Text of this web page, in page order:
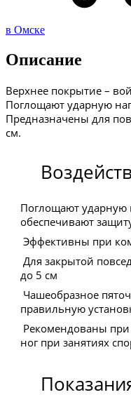
в Омске
Описание
Верхнее покрытие –
Поглощают ударную
Предназначены для
см.
Поглощают ударную
обеспечивают
Эффективны при
Для закрытой
до 5 см
Чашеобразное
правильную
Рекомендованы
ног при занятиях